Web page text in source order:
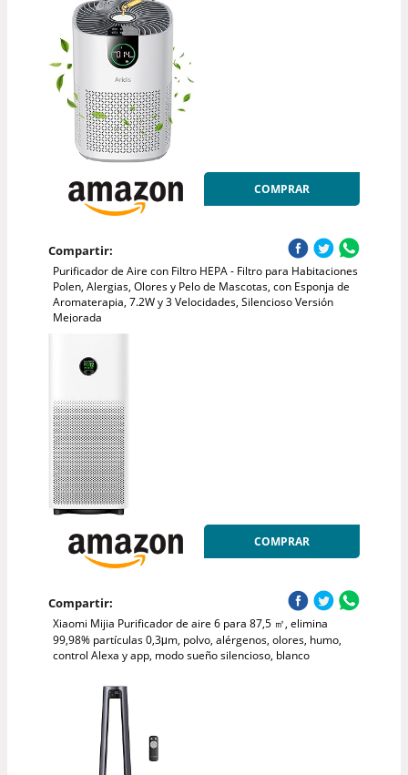
COMPRAR
Compartir:
Purificador de Aire con Filtro HEPA - Filtro para Habitaciones
Polen, Alergias, Olores y Pelo de Mascotas, con Esponja de
Aromaterapia, 7.2W y 3 Velocidades, Silencioso Versión
Mejorada
COMPRAR
Compartir:
Xiaomi Mijia Purificador de aire 6 para 87,5 ㎡, elimina
99,98% partículas 0,3μm, polvo, alérgenos, olores, humo,
control Alexa y app, modo sueño silencioso, blanco